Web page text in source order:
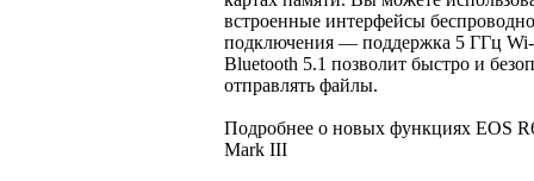
встроенные интерфейсы
подключения — поддержка 5 ГГц
Bluetooth 5.1 позволит быстро и
отправлять файлы.
Подробнее о новых функциях EOS
Mark III